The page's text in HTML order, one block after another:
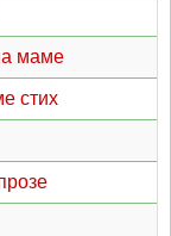
маме
стих